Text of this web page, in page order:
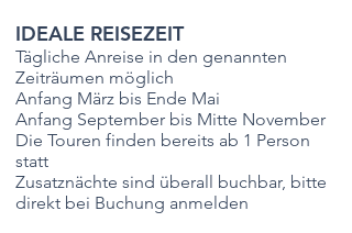
IDEALE REISEZEIT
Tägliche Anreise in den genannten
Zeiträumen möglich
Anfang März bis Ende Mai
Anfang September bis Mitte November
Die Touren finden bereits ab 1 Person
statt
Zusatznächte sind überall buchbar, bitte
direkt bei Buchung anmelden